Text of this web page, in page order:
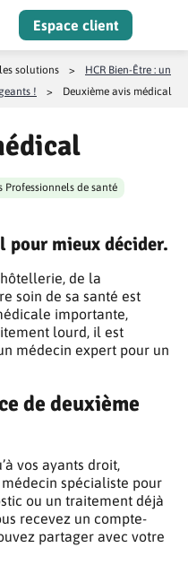
Espace client
solutions >
HCR Bien-Être : un
!
> Deuxième avis médical
Professionnels de santé
pour mieux décider.
de la
soin de sa santé est
importante,
lourd, il est
médecin expert pour un
de deuxième
vos ayants droit,
médecin spécialiste pour
ou un traitement déjà
recevez un compte-
partager avec votre